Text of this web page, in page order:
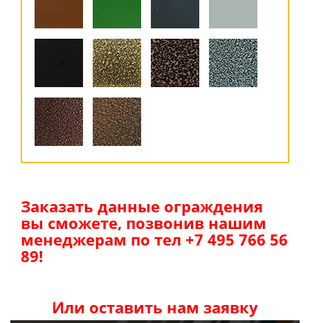
Заказать данные ограждения
вы сможете, позвонив нашим
менеджерам по тел +7 495 766 56
89!
Или оставить нам заявку